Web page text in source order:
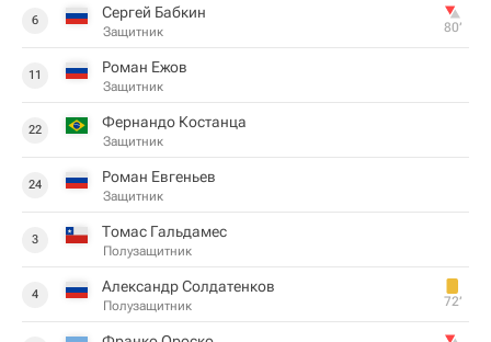
6 Сергей Бабкин
Защитник 80‎’‎
11 Роман Ежов
Защитник
22 Фернандо Костанца
Защитник
24 Роман Евгеньев
Защитник
3 Томас Гальдамес
Полузащитник
4 Александр Солдатенков
Полузащитник 72‎’‎